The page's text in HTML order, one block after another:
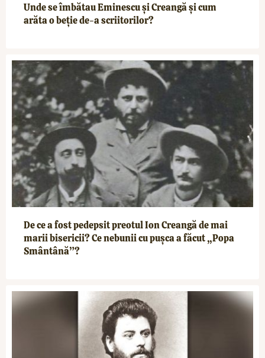
Unde se îmbătau Eminescu și Creangă și cum
arăta o beție de-a scriitorilor?
De ce a fost pedepsit preotul Ion Creangă de mai
marii bisericii? Ce nebunii cu pușca a făcut „Popa
Smântână”?